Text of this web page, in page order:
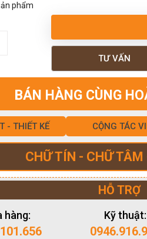
phẩm
TƯ VẤN
BÁN HÀNG CÙNG
- THIẾT KẾ CỘNG TÁC
CHỮ TÍN - CHỮ TÂM
HỖ TRỢ
hàng: Kỹ thuật: